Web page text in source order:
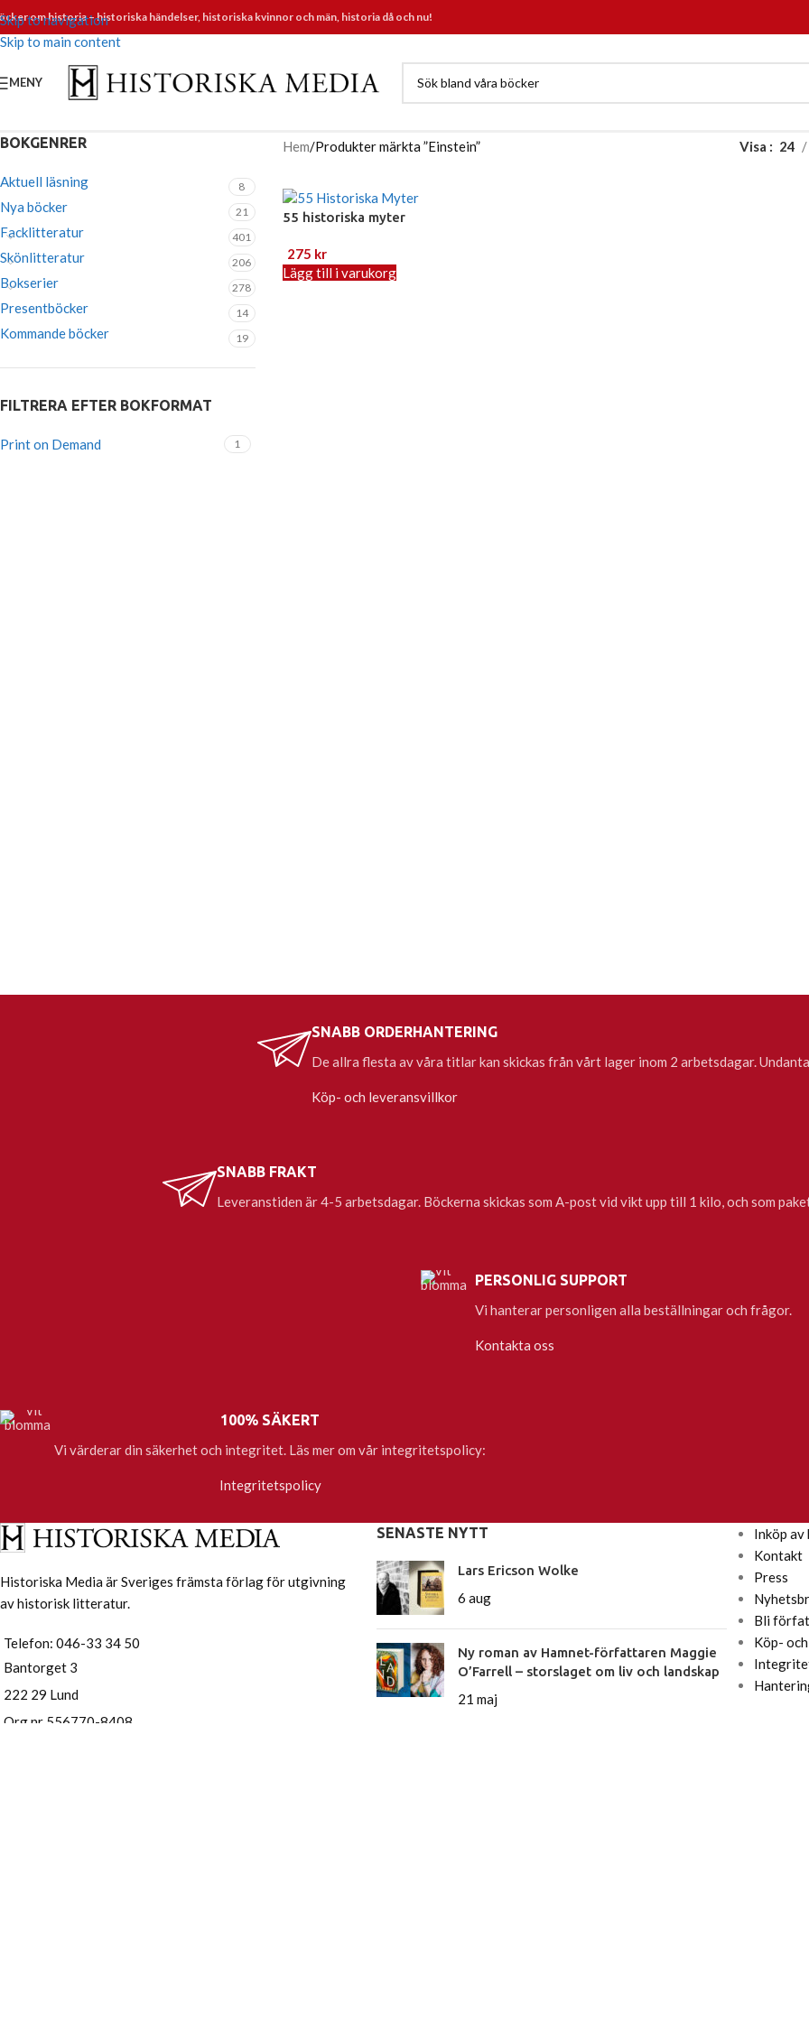
Skip to navigation
Skip to main content
om historia – historiska händelser, historiska kvinnor och män, historia då och nu!
MENY
BOKGENRER
Aktuell läsning 8
Nya böcker 21
Facklitteratur 401
Skönlitteratur 206
Bokserier 278
Presentböcker 14
Kommande böcker 19
FILTRERA EFTER BOKFORMAT
Print on Demand 1
Hem Produkter märkta ”Einstein” Visa 24
55 historiska myter
275 kr
Lägg till i varukorg
SNABB ORDERHANTERING
De allra flesta av våra titlar kan skickas från vårt lager inom 2 arbetsdagar.
Köp- och leveransvillkor
SNABB FRAKT
Leveranstiden är 4-5 arbetsdagar. Böckerna skickas som A-post vid vikt upp till 1 kilo, och som
PERSONLIG SUPPORT
Vi hanterar personligen alla beställningar och frågor.
Kontakta oss
100% SÄKERT
Vi värderar din säkerhet och integritet. Läs mer om vår integritetspolicy:
Integritetspolicy
Historiska Media är Sveriges främsta förlag för utgivning
av historisk litteratur.
Telefon: 046-33 34 50
Bantorget 3
222 29 Lund
Org nr 556770-8408
SENASTE NYTT
Lars Ericson Wolke
6 aug
Ny roman av Hamnet-författaren Maggie
O’Farrell – storslaget om liv och landskap
21 maj
Inköp av
Kontakt
Press
Bli
Köp-